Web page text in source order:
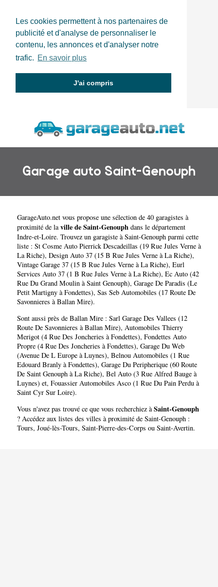
Les cookies permettent à nos partenaires de
publicité et d'analyse de personnaliser le
contenu, les annonces et d'analyser notre
trafic. En savoir plus
J'ai compris
Garage auto Saint-Genouph
GarageAuto.net vous propose une sélection de 40 garagistes à
proximité de laville de Saint-Genouph dans le département
Indre-et-Loire. Trouvez un garagiste à Saint-Genouph parmi cette
liste : St Cosme Auto Pierrick Descadeillas (19 Rue Jules Verne à
La Riche), Design Auto 37 (15 B Rue Jules Verne à La Riche),
Vintage Garage 37 (15 B Rue Jules Verne à La Riche), Eurl
Services Auto 37 (1 B Rue Jules Verne à La Riche), Ec Auto (42
Rue Du Grand Moulin à Saint Genouph), Garage De Paradis (Le
Petit Martigny à Fondettes), Sas Seb Automobiles (17 Route De
Savonnieres à Ballan Mire).
Sont aussi près de Ballan Mire : Sarl Garage Des Vallees (12
Route De Savonnieres à Ballan Mire), Automobiles Thierry
Merigot (4 Rue Des Joncheries à Fondettes), Fondettes Auto
Propre (4 Rue Des Joncheries à Fondettes), Garage Du Web
(Avenue De L Europe à Luynes), Belnou Automobiles (1 Rue
Edouard Branly à Fondettes), Garage Du Peripherique (60 Route
De Saint Genouph à La Riche), Bel Auto (3 Rue Alfred Bauge à
Luynes) et, Fouassier Automobiles Asco (1 Rue Du Pain Perdu à
Saint Cyr Sur Loire).
Vous n'avez pas trouvé ce que vous recherchiez àSaint-Genouph
? Accédez aux listes des villes à proximité de Saint-Genouph :
Tours, Joué-lès-Tours, Saint-Pierre-des-Corps ou Saint-Avertin.